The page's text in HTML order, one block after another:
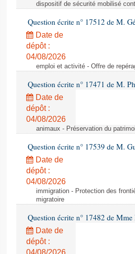
dispositif de sécurité mobilisé
Question écrite n° 17512 de M.
Date de
dépôt :
04/08/2026
emploi et activité - Offre de
Question écrite n° 17471 de M.
Date de
dépôt :
04/08/2026
animaux - Préservation du
Question écrite n° 17539 de M.
Date de
dépôt :
04/08/2026
immigration - Protection des
migratoire
Question écrite n° 17482 de
Date de
dépôt :
04/08/2026